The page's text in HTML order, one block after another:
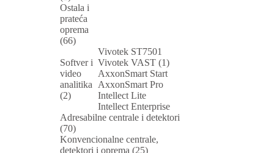
Ostala i
prateća
oprema
(66)
Softver i
video
analitika
(2)
Vivotek ST7501
Vivotek VAST (1)
AxxonSmart Start
AxxonSmart Pro
Intellect Lite
Intellect Enterprise
Adresabilne centrale i detektori
(70)
Konvencionalne centrale,
detektori i oprema (25)